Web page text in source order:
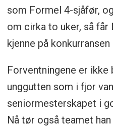
som Formel 4-sjåfør,
om cirka to uker, så får
kjenne på
Forventningene er
unggutten som i fjor
seniormesterskapet i
Nå tør også teamet